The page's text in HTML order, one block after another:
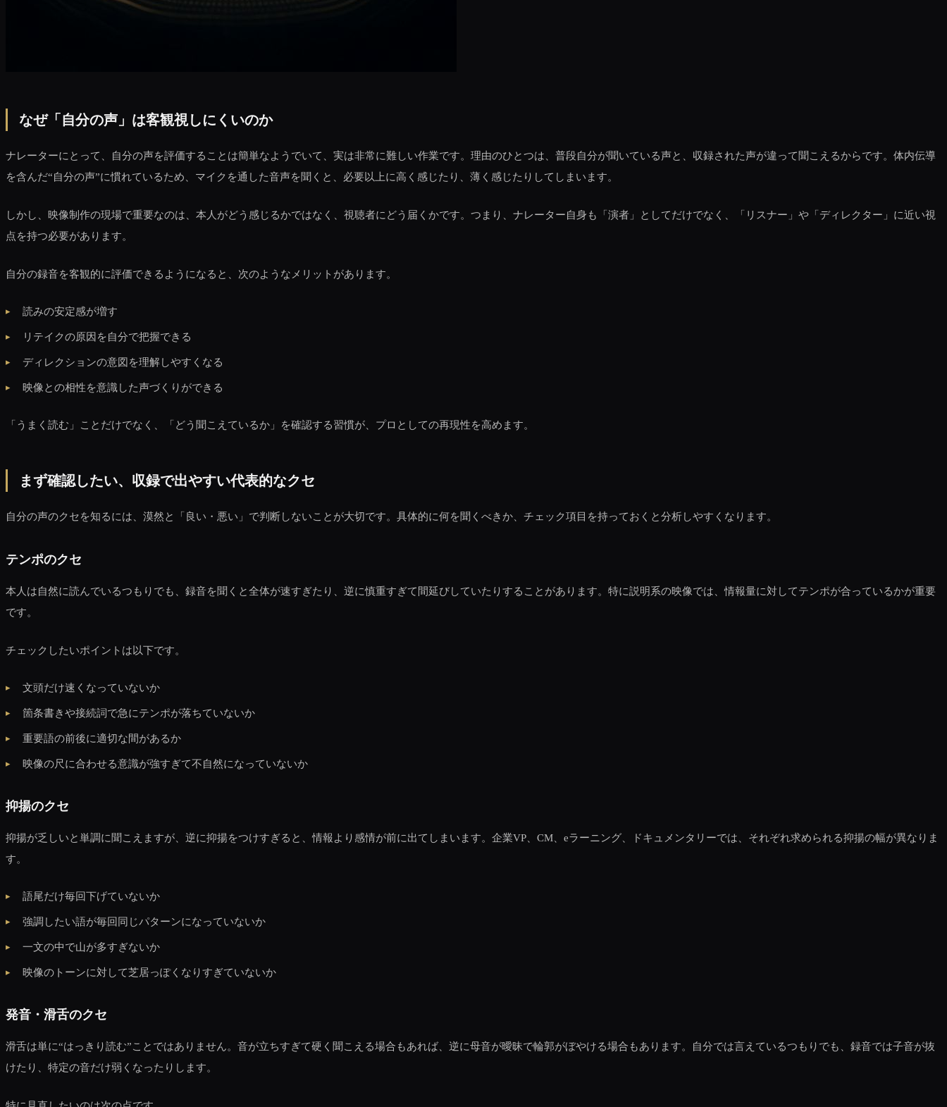
なぜ「自分の声」は客観視しにくいのか
ナレーターにとって、自分の声を評価することは簡単なようでいて、実は非常に難しい作業です。理由のひとつは、普段自分が聞いている声と、収録された声が違って聞こえるからです。体内伝導
を含んだ“自分の声”に慣れているため、マイクを通した音声を聞くと、必要以上に高く感じたり、薄く感じたりしてしまいます。
しかし、映像制作の現場で重要なのは、本人がどう感じるかではなく、視聴者にどう届くかです。つまり、ナレーター自身も「演者」としてだけでなく、「リスナー」や「ディレクター」に近い視
点を持つ必要があります。
自分の録音を客観的に評価できるようになると、次のようなメリットがあります。
読みの安定感が増す
リテイクの原因を自分で把握できる
ディレクションの意図を理解しやすくなる
映像との相性を意識した声づくりができる
「うまく読む」ことだけでなく、「どう聞こえているか」を確認する習慣が、プロとしての再現性を高めます。
まず確認したい、収録で出やすい代表的なクセ
自分の声のクセを知るには、漠然と「良い・悪い」で判断しないことが大切です。具体的に何を聞くべきか、チェック項目を持っておくと分析しやすくなります。
テンポのクセ
本人は自然に読んでいるつもりでも、録音を聞くと全体が速すぎたり、逆に慎重すぎて間延びしていたりすることがあります。特に説明系の映像では、情報量に対してテンポが合っているかが重要
です。
チェックしたいポイントは以下です。
文頭だけ速くなっていないか
箇条書きや接続詞で急にテンポが落ちていないか
重要語の前後に適切な間があるか
映像の尺に合わせる意識が強すぎて不自然になっていないか
抑揚のクセ
抑揚が乏しいと単調に聞こえますが、逆に抑揚をつけすぎると、情報より感情が前に出てしまいます。企業VP、CM、eラーニング、ドキュメンタリーでは、それぞれ求められる抑揚の幅が異なりま
す。
語尾だけ毎回下げていないか
強調したい語が毎回同じパターンになっていないか
一文の中で山が多すぎないか
映像のトーンに対して芝居っぽくなりすぎていないか
発音・滑舌のクセ
滑舌は単に“はっきり読む”ことではありません。音が立ちすぎて硬く聞こえる場合もあれば、逆に母音が曖昧で輪郭がぼやける場合もあります。自分では言えているつもりでも、録音では子音が抜
けたり、特定の音だけ弱くなったりします。